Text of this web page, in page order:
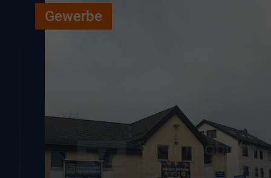
Gewerbe